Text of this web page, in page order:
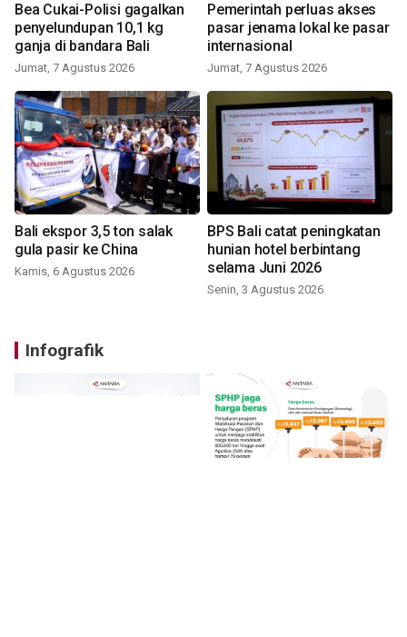
Bea Cukai-Polisi gagalkan
penyelundupan 10,1 kg
ganja di bandara Bali
Jumat, 7 Agustus 2026
Pemerintah perluas akses
pasar jenama lokal ke pasar
internasional
Jumat, 7 Agustus 2026
Bali ekspor 3,5 ton salak
gula pasir ke China
Kamis, 6 Agustus 2026
BPS Bali catat peningkatan
hunian hotel berbintang
selama Juni 2026
Senin, 3 Agustus 2026
Infografik